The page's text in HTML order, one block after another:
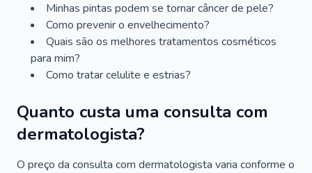
Minhas pintas podem se tornar câncer de pele?
Como prevenir o envelhecimento?
Quais são os melhores tratamentos cosméticos
para mim?
Como tratar celulite e estrias?
Quanto custa uma consulta com
dermatologista?
O preço da consulta com dermatologista varia conforme o